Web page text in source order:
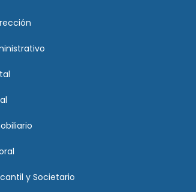
y Societario